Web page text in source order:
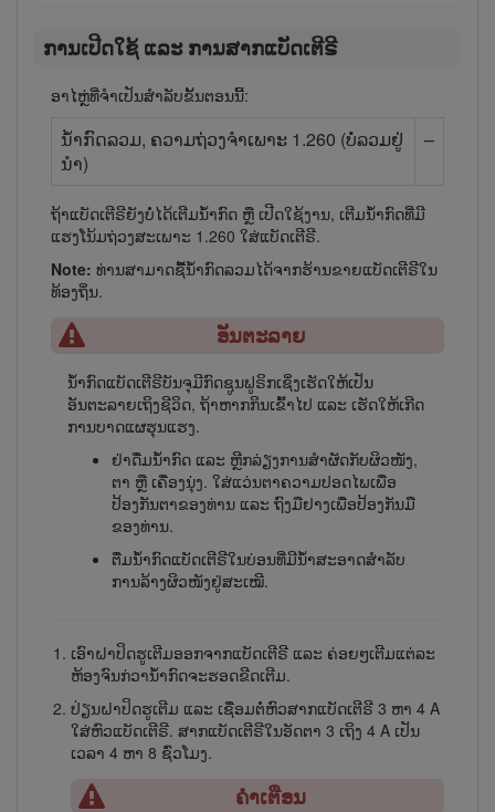
ການ​ເປີດ​ໃຊ້ ແລະ ການ​ສາກ​ແບັດ​ເຕີ​ຣີ
ອາໄຫຼ່ທີ່ຈຳເປັນສຳລັບຂັ້ນຕອນນີ້:
ນ້ຳ​ກົດລວມ, ຄວາມຖ່ວງຈໍາເພາະ 1.260 (ບໍ່​ລວມ​ຢູ່​
ນຳ)
–
ຖ້າແບັດ​ເຕີ​ຣີຍັງບໍ່ໄດ້ເຕີມນ້ຳ​ກົດ ຫຼື ເປີດໃຊ້ງານ, ເຕີມນ້ຳກົດທີ່ມີ
ແຮງໂນ້ມຖ່ວງສະເພາະ 1.260 ໃສ່ແບັດ​ເຕີ​ຣີ.
Note: ທ່ານ​ສາມາດຊື້ນ້ຳກົດລວມ​ໄດ້​ຈາກ​ຮ້ານ​ຂາຍ​ແບັດ​ເຕີ​ຣີ​ໃນ​
ທ້ອງ​ຖິ່ນ.
ອັນຕະລາຍ
ນ້ຳກົດແບັດ​ເຕີ​ຣີບັນຈຸມີກົດຊູນຟູຣິກເຊິ່ງເຮັດ​ໃຫ້​ເປັນ
ອັນຕະລາຍເຖິງຊີວິດ, ຖ້າ​ຫາກ​ກິນເຂົ້າ​ໄປ ແລະ ເຮັດໃຫ້ເກີດ
ການບາດແຜຮຸນແຮງ.
ຢ່າດື່ມນ້ຳກົດ ແລະ ຫຼີກລ່ຽງການສຳຜັດກັບຜິວໜັງ,
ຕາ ຫຼື ເຄື່ອງນຸ່ງ. ໃສ່ແວ່ນຕາຄວາມປອດໄພເພື່ອ
ປ້ອງກັນຕາຂອງ​ທ່ານ ແລະ ຖົງມືຢາງເພື່ອປ້ອງກັນມື
ຂອງທ່ານ.
ຕື່ມນ້ຳກົດ​ແບັດ​ເຕີ​ຣີໃນບ່ອນທີ່ມີນ້ໍາສະອາດສໍາລັບ
ການລ້າງຜິວໜັງຢູ່​ສະ​ເໝີ.
ເອົາ​ຝາ​ປິດຮູ​ເຕີມອອກ​ຈາກ​ແບັດ​ເຕີ​ຣີ ແລະ ຄ່ອຍໆເຕີມແຕ່ລະ
ຫ້ອງຈົນກ່ວານ້ຳກົດຈະຮອດ​ຂີດ​ເຕີມ.
ປ່ຽນຝາປິດຮູ​ເຕີມ ແລະ ເຊື່ອມຕໍ່ຫົວສາກແບັດ​ເຕີ​ຣີ 3 ຫາ 4 A
ໃສ່ຫົວ​ແບັດ​ເຕີ​ຣີ. ສາກແບັດເຕີຣີໃນອັດຕາ 3 ເຖິງ 4 A ເປັນ
ເວລາ 4 ຫາ 8 ຊົ່ວໂມງ.
ຄຳເຕືອນ